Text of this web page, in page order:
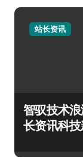
站长资讯
智驭技术
长资讯科